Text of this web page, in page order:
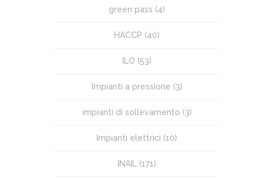
green pass (4)
HACCP (40)
ILO (53)
Impianti a pressione (3)
impianti di sollevamento (3)
Impianti elettrici (10)
INAIL (171)